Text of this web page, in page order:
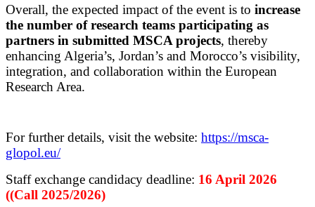
Overall, the expected impact of the event is to increase
the number of research teams participating as
partners in submitted MSCA projects, thereby
enhancing Algeria’s, Jordan’s and Morocco’s visibility,
integration, and collaboration within the European
Research Area.
For further details, visit the website: https://msca-
glopol.eu/
Staff exchange candidacy deadline: 16 April 2026
((Call 2025/2026)